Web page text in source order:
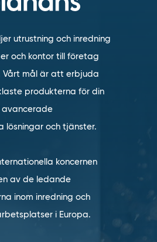
utrustning och inredning
och kontor till företag
Vårt mål är att erbjuda
produkterna för din
lösningar och tjänster.
koncernen
av de ledande
inom inredning och
i Europa.